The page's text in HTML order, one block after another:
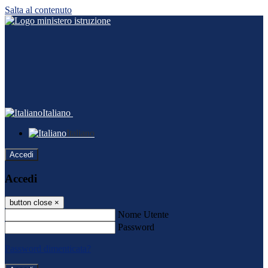
Salta al contenuto
Italiano
Italiano
Accedi
Accedi
button close ×
Nome Utente
Password
Password dimenticata?